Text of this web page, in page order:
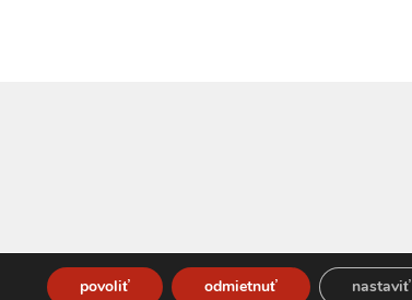
povoliť odmietnuť nastaviť